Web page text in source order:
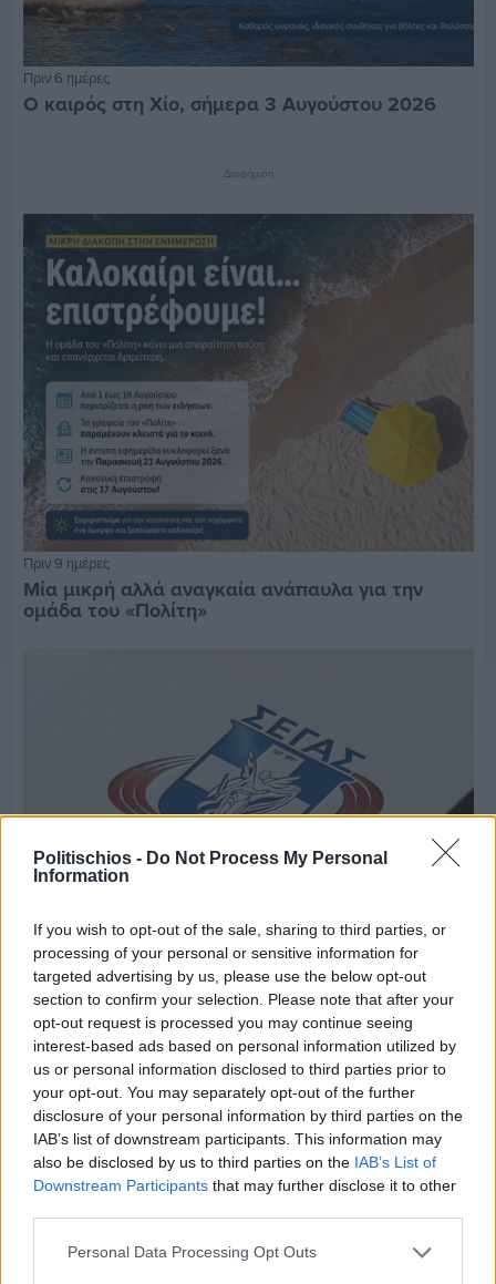
Politischios - Do Not Process My Personal
Information
If you wish to opt-out of the sale, sharing to third parties, or
processing of your personal or sensitive information for
targeted advertising by us, please use the below opt-out
section to confirm your selection. Please note that after your
opt-out request is processed you may continue seeing
interest-based ads based on personal information utilized by
us or personal information disclosed to third parties prior to
your opt-out. You may separately opt-out of the further
disclosure of your personal information by third parties on the
IAB’s list of downstream participants. This information may
also be disclosed by us to third parties on the IAB’s List of
Downstream Participants that may further disclose it to other
Personal Data Processing Opt Outs
Πριν 6 ημέρες
Ο καιρός στη Χίο, σήμερα 3 Αυγούστου 2026
Διαφήμιση
Πριν 9 ημέρες
Μία μικρή αλλά αναγκαία ανάπαυλα για την
ομάδα του «Πολίτη»
Πριν 9 ημέρες
Τρίτος στη σφαιροβολία στη διεθνή συνάντηση
Ελλάδας–Κύπρου Κ18 ο Δημήτρης Τέλλιος